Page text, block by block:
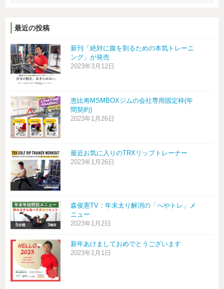
最近の投稿
新刊「絶対に腹を割るための本気トレーニ
ング」が発売
2023年3月12日
恵比寿MSMBOXジムの会社専用固定枠(年
間契約)
2023年1月26日
最近お気に入りのTRXリップトレーナー
2023年1月26日
森俊憲TV：年末太り解消の「へやトレ」メ
ニュー
2023年1月2日
新年あけましておめでとうございます
2023年1月1日